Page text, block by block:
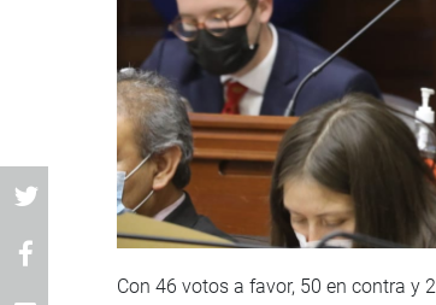
Con 46 votos a favor, 50 en contra y